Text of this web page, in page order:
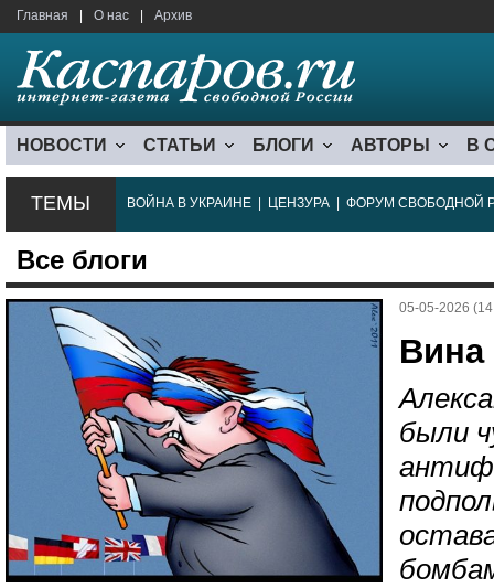
Главная О нас Архив
НОВОСТИ СТАТЬИ БЛОГИ АВТОРЫ В
ТЕМЫ ВОЙНА В УКРАИНЕ ЦЕНЗУРА ФОРУМ СВОБОДНОЙ
Все блоги
05-05-2026
были